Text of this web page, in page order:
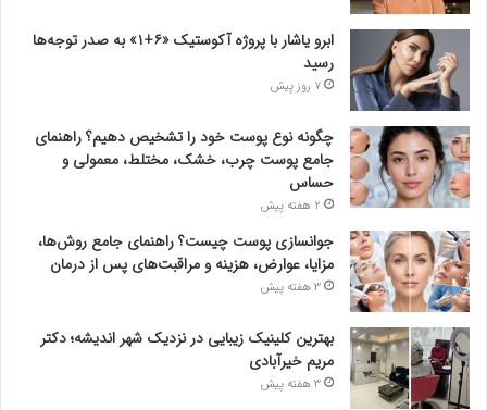
ابرو یاشار با پروژه آکوستیک «۶+۱» به صدر توجه‌ها
رسید
7 روز پیش
چگونه نوع پوست خود را تشخیص دهیم؟ راهنمای
جامع پوست چرب، خشک، مختلط، معمولی و
حساس
2 هفته پیش
جوانسازی پوست چیست؟ راهنمای جامع روش‌ها،
مزایا، عوارض، هزینه و مراقبت‌های پس از درمان
3 هفته پیش
بهترین کلینیک زیبایی در نزدیک شهر اندیشه؛ دکتر
مریم خیرآبادی
3 هفته پیش